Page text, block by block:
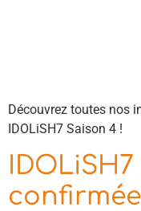
Découvrez toutes nos
IDOLiSH7 Saison 4 !